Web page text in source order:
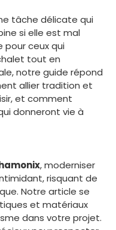
tâche délicate qui
si elle est mal
ceux qui
tout en
notre guide répond
allier tradition et
et comment
donneront vie à
, moderniser
risquant de
Notre article se
et matériaux
dans votre projet.